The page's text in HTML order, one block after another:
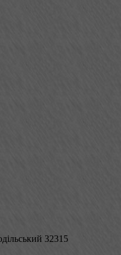
32315